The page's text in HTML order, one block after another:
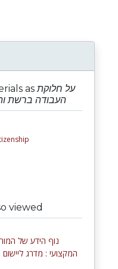
asעל חלוקת
העבודה ברשת
viewed
נוף הידע של
המקצועי : מדרג ליישום